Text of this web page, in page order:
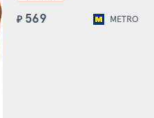
₽ 569 METRO